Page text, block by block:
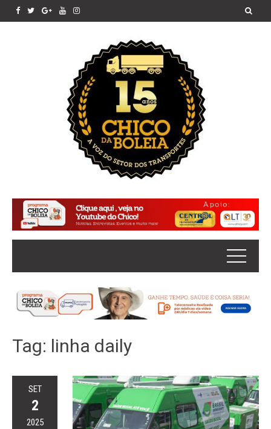
Tag: linha daily
SET
2
2025